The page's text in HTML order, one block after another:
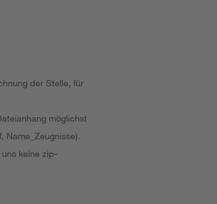
der Stelle, für
möglichst
Name_Zeugnisse).
keine zip-